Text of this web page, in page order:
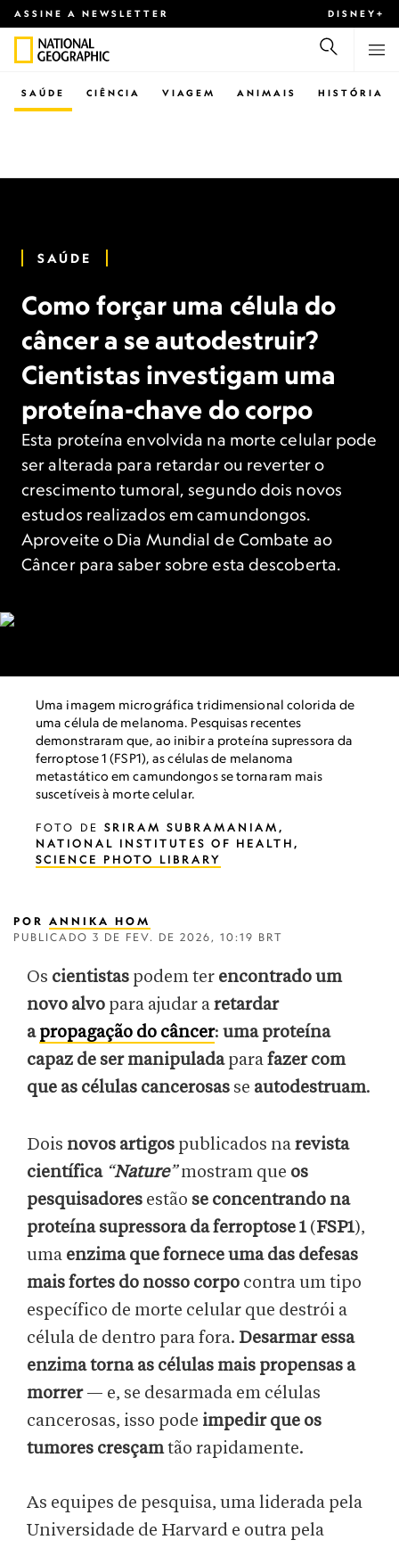
ASSINE A NEWSLETTER DISNEY+
CIÊNCIA VIAGEM ANIMAIS HISTÓRIA
SAÚDE
SAÚDE
Como forçar uma célula do
câncer a se autodestruir?
Cientistas investigam uma
proteína-chave do corpo
Esta proteína envolvida na morte celular pode
ser alterada para retardar ou reverter o
crescimento tumoral, segundo dois novos
estudos realizados em camundongos.
Aproveite o Dia Mundial de Combate ao
Câncer para saber sobre esta descoberta.
Uma imagem micrográfica tridimensional colorida de
uma célula de melanoma. Pesquisas recentes
demonstraram que, ao inibir a proteína supressora da
ferroptose 1 (FSP1), as células de melanoma
metastático em camundongos se tornaram mais
suscetíveis à morte celular.
FOTO DE SRIRAM SUBRAMANIAM,
NATIONAL INSTITUTES OF HEALTH,
SCIENCE PHOTO LIBRARY
POR ANNIKA HOM
PUBLICADO 3 DE FEV. DE 2026, 10:19 BRT
Os cientistas podem ter encontrado um
novo alvo para ajudar aretardar
apropagação do câncer: uma proteína
capaz de ser manipuladaparafazer com
que as células cancerosas se autodestruam.
Dois novos artigos publicados narevista
científica “Nature”mostram que os
pesquisadores estão se concentrando na
proteína supressora da ferroptose 1 (FSP1),
uma enzima que fornece uma das defesas
mais fortes do nosso corpo contra um tipo
específico de morte celular que destrói a
célula de dentro para fora. Desarmar essa
enzima torna as células mais propensas a
morrer— e, se desarmada em células
cancerosas, isso pode impedir que os
tumores cresçamtão rapidamente.
As equipes de pesquisa, uma liderada pela
Universidade de Harvard e outra pela